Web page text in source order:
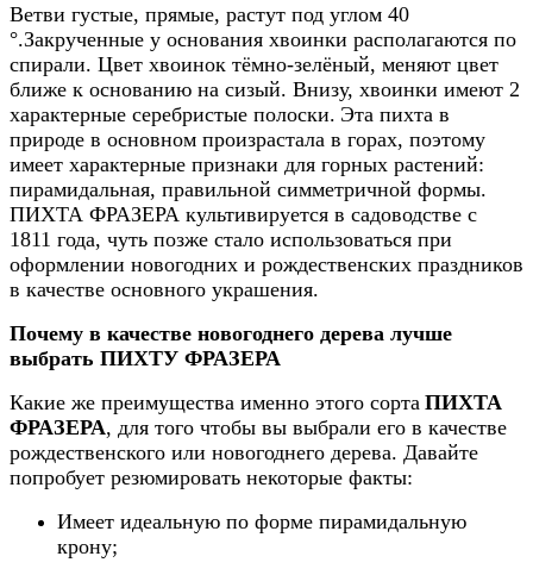
Ветви густые, прямые, растут под углом 40
°.Закрученные у основания хвоинки располагаются по
спирали. Цвет хвоинок тёмно-зелёный, меняют цвет
ближе к основанию на сизый. Внизу, хвоинки имеют 2
характерные серебристые полоски. Эта пихта в
природе в основном произрастала в горах, поэтому
имеет характерные признаки для горных растений:
пирамидальная, правильной симметричной формы.
ПИХТА ФРАЗЕРА культивируется в садоводстве с
1811 года, чуть позже стало использоваться при
оформлении новогодних и рождественских праздников
в качестве основного украшения.
Почему в качестве новогоднего дерева лучше
выбрать ПИХТУ ФРАЗЕРА
Какие же преимущества именно этого сорта ПИХТА
ФРАЗЕРА, для того чтобы вы выбрали его в качестве
рождественского или новогоднего дерева. Давайте
попробует резюмировать некоторые факты:
Имеет идеальную по форме пирамидальную
крону;